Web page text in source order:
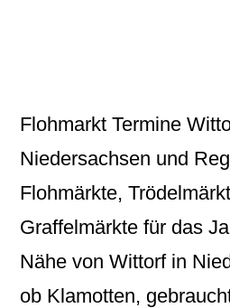
Flohmarkt Termine
Niedersachsen und
Flohmärkte,
Graffelmärkte für das
Nähe von Wittorf in
ob Klamotten,